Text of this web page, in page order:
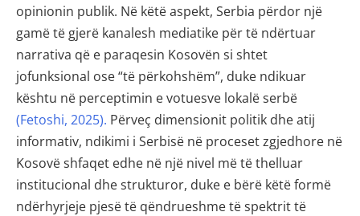
opinionin publik. Në këtë aspekt, Serbia përdor një
gamë të gjerë kanalesh mediatike për të ndërtuar
narrativa që e paraqesin Kosovën si shtet
jofunksional ose “të përkohshëm”, duke ndikuar
kështu në perceptimin e votuesve lokalë serbë
(Fetoshi, 2025). Përveç dimensionit politik dhe atij
informativ, ndikimi i Serbisë në proceset zgjedhore në
Kosovë shfaqet edhe në një nivel më të thelluar
institucional dhe strukturor, duke e bërë këtë formë
ndërhyrjeje pjesë të qëndrueshme të spektrit të